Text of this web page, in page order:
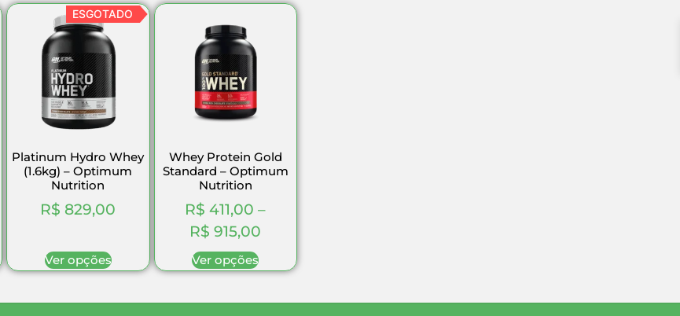
ESGOTADO
Platinum Hydro Whey
(1.6kg) – Optimum
Nutrition
R$ 829,00
Ver opções
Whey Protein Gold
Standard – Optimum
Nutrition
R$ 411,00 –
R$ 915,00
Ver opções